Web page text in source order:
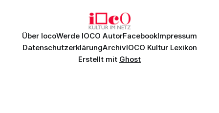
Über IocoWerde IOCO AutorFacebookImpressum
DatenschutzerklärungArchivIOCO Kultur Lexikon
Erstellt mit Ghost